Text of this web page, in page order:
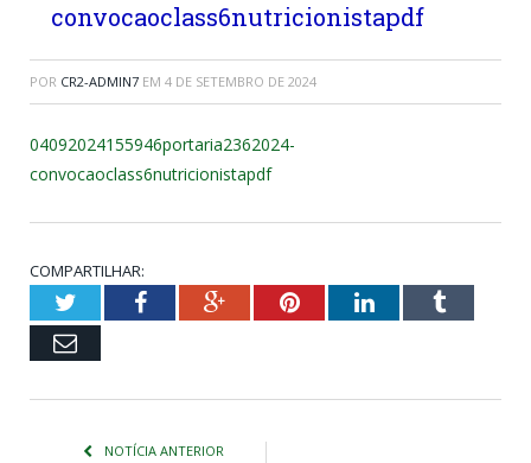
convocaoclass6nutricionistapdf
POR CR2-ADMIN7 EM 4 DE SETEMBRO DE 2024
04092024155946portaria2362024-
convocaoclass6nutricionistapdf
COMPARTILHAR:
TwitterFacebookGoogle+PinterestLinkedInTumblr
Email
NOTÍCIA ANTERIOR